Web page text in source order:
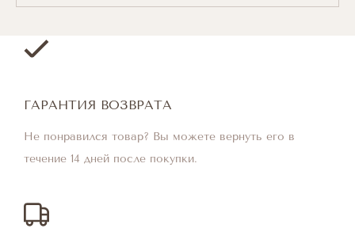
ГАРАНТИЯ ВОЗВРАТА
Не понравился товар? Вы можете вернуть его в
течение 14 дней после покупки.